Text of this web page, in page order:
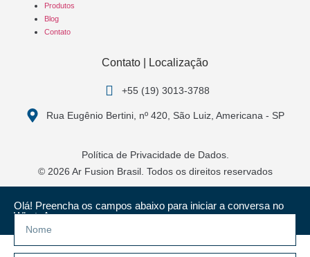
Produtos
Blog
Contato
Contato | Localização
+55 (19) 3013-3788
Rua Eugênio Bertini, nº 420, São Luiz, Americana - SP
Política de Privacidade de Dados.
© 2026 Ar Fusion Brasil. Todos os direitos reservados
Olá! Preencha os campos abaixo para iniciar a conversa no
WhatsApp